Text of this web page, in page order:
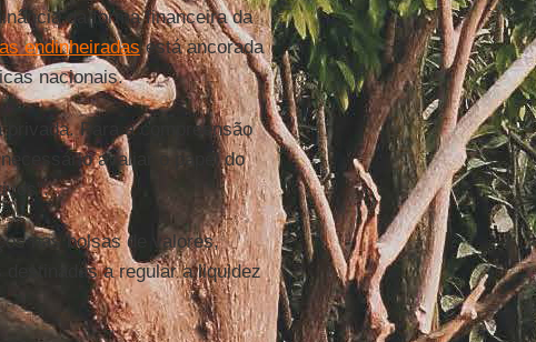
da forma financeira da
endinheiradasestá ancorada
nacionais.
Para a compreensão
avaliar o papel do
nas bolsas de valores,
a regular a liquidez